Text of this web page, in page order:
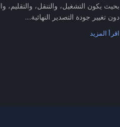
بحيث يكون التشغيل، والتنقل، والتقليم،
دون تغيير جودة التصدير النهائية....
اقرأ المزيد